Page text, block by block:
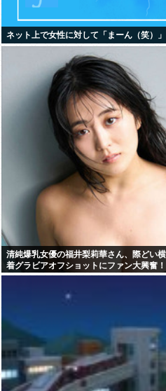
ネット上で女性に対して「まーん（笑）」
清純爆乳女優の福井梨莉華さん、際どい
着グラビアオフショットにファン大興奮